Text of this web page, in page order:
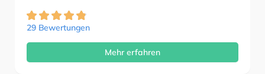
29 Bewertungen
Mehr erfahren